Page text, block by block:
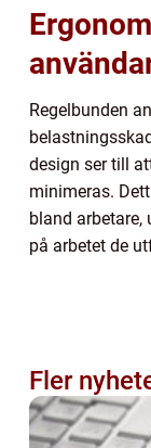
Regelbunden
design ser till
minimeras.
bland arbetare,
på arbetet de
Fler